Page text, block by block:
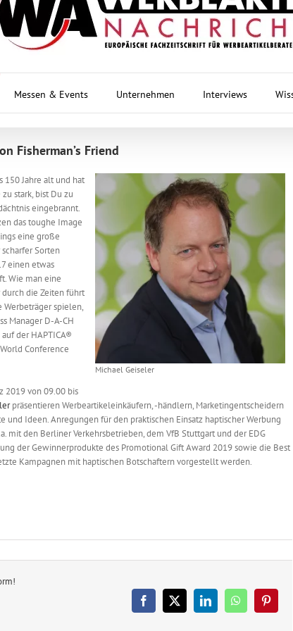
Messen & Events Unternehmen Interviews
Fisherman’s Friend
Michael Geiseler
150 Jahre alt und hat
stark, bist Du zu
eingebrannt.
das toughe Image
eine große
Sorten
einen etwas
Wie man eine
die Zeiten führt
spielen,
Manager D-A-CH
der HAPTICA®
Conference
2019 von 09.00 bis
präsentieren Werbeartikeleinkäufern, -händlern, Marketingentscheidern
und Ideen. Anregungen für den praktischen Einsatz haptischer Werbung
mit den Berliner Verkehrsbetrieben, dem VfB Stuttgart und der EDG
der Gewinnerprodukte des Promotional Gift Award 2019 sowie die Best
Kampagnen mit haptischen Botschaftern vorgestellt werden.
Facebook
X LinkedInWhatsApp